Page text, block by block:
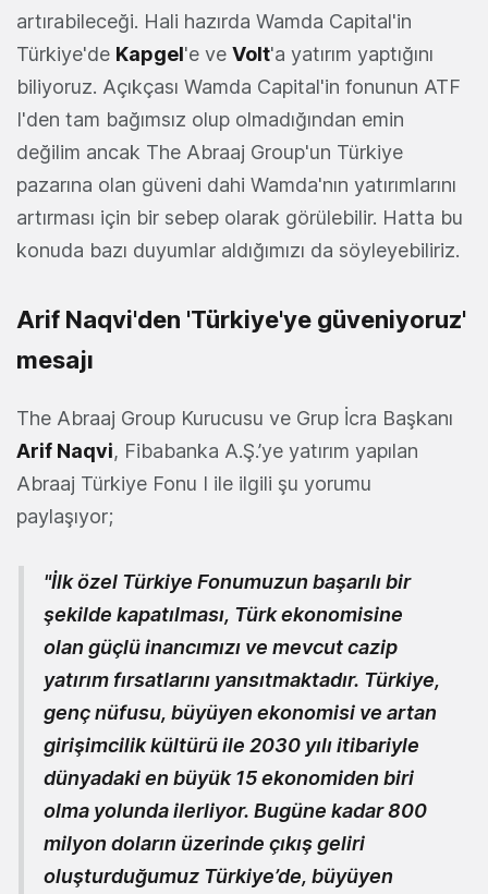
artırabileceği. Hali hazırda Wamda Capital'in
Türkiye'de Kapgel'e ve Volt'a yatırım yaptığını
biliyoruz. Açıkçası Wamda Capital'in fonunun ATF
I'den tam bağımsız olup olmadığından emin
değilim ancak The Abraaj Group'un Türkiye
pazarına olan güveni dahi Wamda'nın yatırımlarını
artırması için bir sebep olarak görülebilir. Hatta bu
konuda bazı duyumlar aldığımızı da söyleyebiliriz.
Arif Naqvi'den 'Türkiye'ye güveniyoruz'
mesajı
The Abraaj Group Kurucusu ve Grup İcra Başkanı
Arif Naqvi, Fibabanka A.Ş.’ye yatırım yapılan
Abraaj Türkiye Fonu I ile ilgili şu yorumu
paylaşıyor;
"İlk özel Türkiye Fonumuzun başarılı bir
şekilde kapatılması, Türk ekonomisine
olan güçlü inancımızı ve mevcut cazip
yatırım fırsatlarını yansıtmaktadır. Türkiye,
genç nüfusu, büyüyen ekonomisi ve artan
girişimcilik kültürü ile 2030 yılı itibariyle
dünyadaki en büyük 15 ekonomiden biri
olma yolunda ilerliyor. Bugüne kadar 800
milyon doların üzerinde çıkış geliri
oluşturduğumuz Türkiye’de, büyüyen